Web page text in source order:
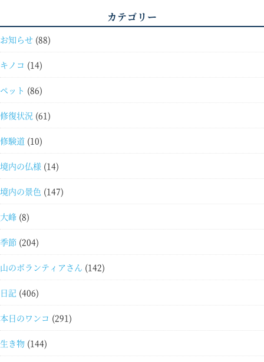
カテゴリー
お知らせ (88)
キノコ (14)
ペット (86)
修復状況 (61)
修験道 (10)
境内の仏様 (14)
境内の景色 (147)
大峰 (8)
季節 (204)
山のボランティアさん (142)
日記 (406)
本日のワンコ (291)
生き物 (144)